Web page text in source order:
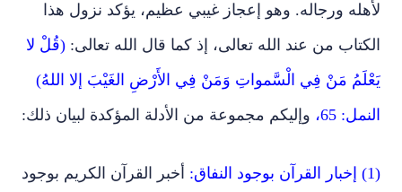
لأهله ورجاله. وهو إعجاز غيبي عظيم، يؤكد نزول هذا
الكتاب من عند الله تعالى، إذ كما قال الله تعالى: (قُلْ لا
يَعْلَمُ مَنْ فِي الْسَّمواتِ وَمَنْ فِي الأَرْضِ الغَيْبَ إلا اللهُ)
النمل: 65،
وإليكم مجموعة من الأدلة المؤكدة لبيان ذلك:
(1) إخبار القرآن بوجود النفاق:
أخبر القرآن الكريم بوجود